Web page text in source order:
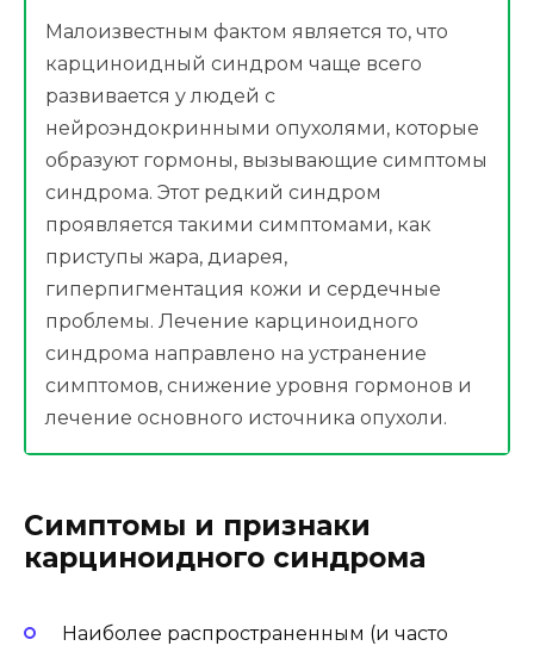
Малоизвестным фактом является то, что
карциноидный синдром чаще всего
развивается у людей с
нейроэндокринными опухолями, которые
образуют гормоны, вызывающие симптомы
синдрома. Этот редкий синдром
проявляется такими симптомами, как
приступы жара, диарея,
гиперпигментация кожи и сердечные
проблемы. Лечение карциноидного
синдрома направлено на устранение
симптомов, снижение уровня гормонов и
лечение основного источника опухоли.
Симптомы и признаки
карциноидного синдрома
Наиболее распространенным (и часто